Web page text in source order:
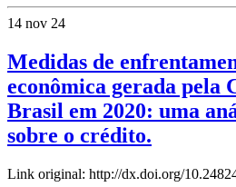
14 nov 24
Medidas de
econômica gerada pela
Brasil em 2020: uma
sobre o crédito.
Link original: http://dx.doi.org/